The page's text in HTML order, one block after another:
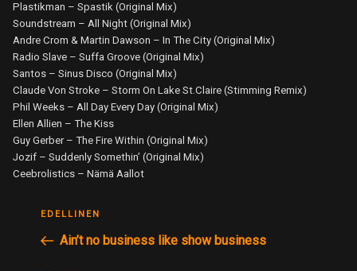
Plastikman – Spastik (Original Mix)
Soundstream – All Night (Original Mix)
Andre Crom & Martin Dawson – In The City (Original Mix)
Radio Slave – Suffa Groove (Original Mix)
Santos – Sinus Disco (Original Mix)
Claude Von Stroke – Storm On Lake St.Claire (Stimming Remix)
Phil Weeks – All Day Every Day (Original Mix)
Ellen Allien – The Kiss
Guy Gerber – The Fire Within (Original Mix)
Jozif – Suddenly Somethin’ (Original Mix)
Ceebrolistics – Nämä Aallot
ARTIKKELIEN
SELAUS
Edellinen
postaus
EDELLINEN
Ain’t no business like show business